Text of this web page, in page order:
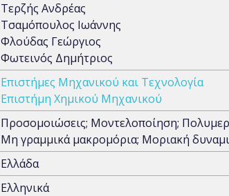
Τερζής Ανδρέας
Τσαμόπουλος Ιωάννης
Φλούδας Γεώργιος
Φωτεινός Δημήτριος
Επιστήμες Μηχανικού και Τεχνολογία
Επιστήμη Χημικού Μηχανικού
Προσομοιώσεις; Μοντελοποίηση;
Μη γραμμικά μακρομόρια; Μοριακή
Ελλάδα
Ελληνικά